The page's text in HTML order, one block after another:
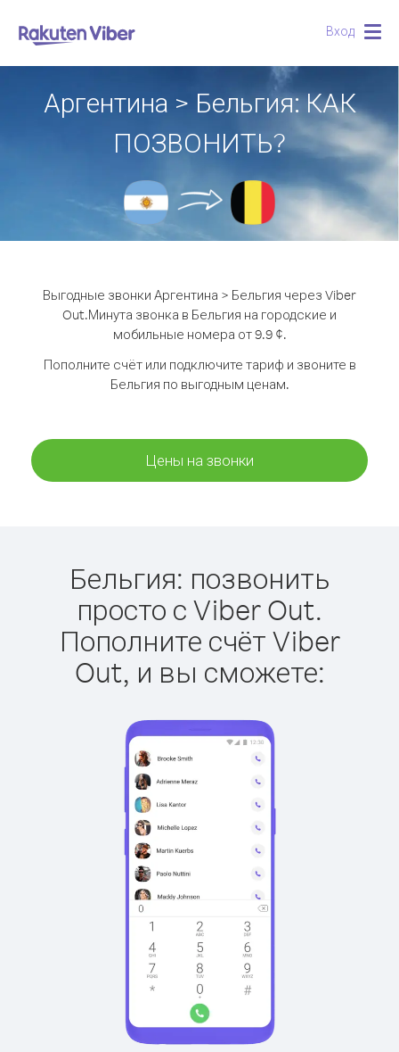
Вход
Аргентина > Бельгия: КАК
ПОЗВОНИТЬ?
Выгодные звонки Аргентина > Бельгия через Viber
Out.Минута звонка в Бельгия на городские и
мобильные номера от 9.9 ¢.
Пополните счёт или подключите тариф и звоните в
Бельгия по выгодным ценам.
Цены на звонки
Бельгия: позвонить
просто с Viber Out.
Пополните счёт Viber
Out, и вы сможете: